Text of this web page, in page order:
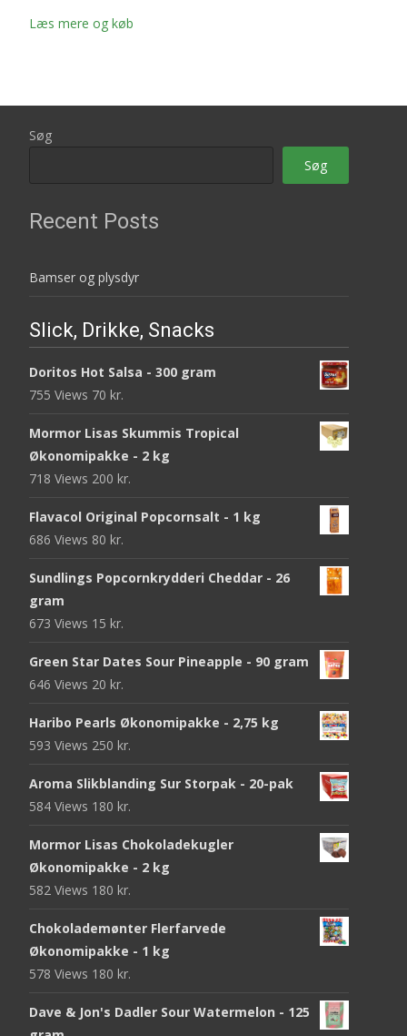
Læs mere og køb
Søg
Søg
Recent Posts
Bamser og plysdyr
Slick, Drikke, Snacks
Doritos Hot Salsa - 300 gram
755 Views 70 kr.
Mormor Lisas Skummis Tropical
Økonomipakke - 2 kg
718 Views 200 kr.
Flavacol Original Popcornsalt - 1 kg
686 Views 80 kr.
Sundlings Popcornkrydderi Cheddar - 26
gram
673 Views 15 kr.
Green Star Dates Sour Pineapple - 90 gram
646 Views 20 kr.
Haribo Pearls Økonomipakke - 2,75 kg
593 Views 250 kr.
Aroma Slikblanding Sur Storpak - 20-pak
584 Views 180 kr.
Mormor Lisas Chokoladekugler
Økonomipakke - 2 kg
582 Views 180 kr.
Chokolademønter Flerfarvede
Økonomipakke - 1 kg
578 Views 180 kr.
Dave & Jon's Dadler Sour Watermelon - 125